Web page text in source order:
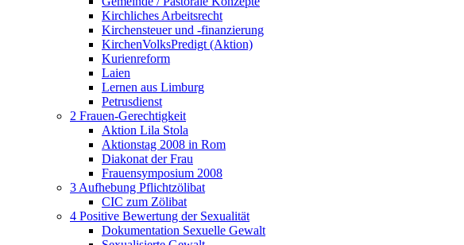
Kirchliches Arbeitsrecht
Kirchensteuer und -finanzierung
KirchenVolksPredigt (Aktion)
Kurienreform
Laien
Lernen aus Limburg
Petrusdienst
2 Frauen-Gerechtigkeit
Aktion Lila Stola
Aktionstag 2008 in Rom
Diakonat der Frau
Frauensymposium 2008
3 Aufhebung Pflichtzölibat
CIC zum Zölibat
4 Positive Bewertung der Sexualität
Dokumentation Sexuelle Gewalt